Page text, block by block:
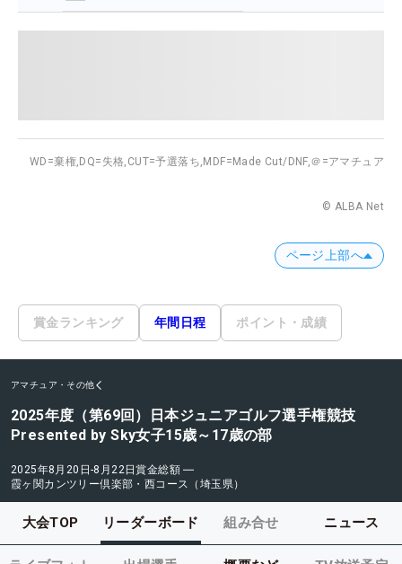
WD=棄権, DQ=失格, CUT=予選落ち, MDF=Made Cut/DNF,＠=アマチュア
© ALBA Net
ページ上部へ
賞金ランキング 年間日程 ポイント・成績
アマチュア・その他
2025年度（第69回）日本ジュニアゴルフ選手権競技
Presented by Sky女子15歳～17歳の部
2025年8月20日-8月22日賞金総額 ―
霞ヶ関カンツリー倶楽部・西コース（埼玉県）
大会TOP リーダーボード 組み合せ ニュース